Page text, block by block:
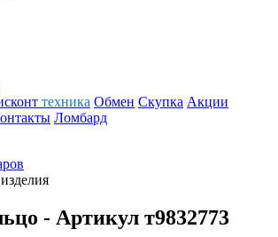
техника Обмен Скупка Акции
Ломбард
- Артикул т9832773